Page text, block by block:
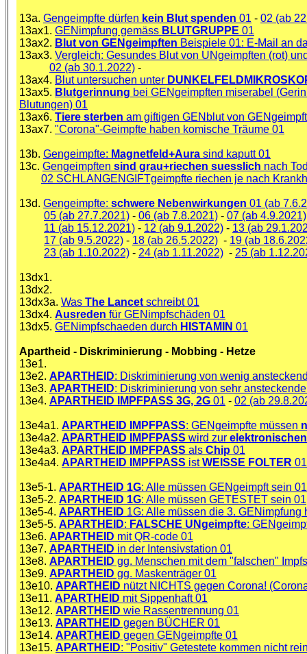
13a. Gengeimpfte dürfen kein Blut spenden 01 - 02 (ab
13ax1. GENimpfung gemäss BLUTGRUPPE 01
13ax2. Blut von GENgeimpften Beispiele 01: E-Mail an
13ax3. Vergleich: Gesundes Blut von UNgeimpften (rot)
02 (ab 30.1.2022) -
13ax4. Blut untersuchen unter
13ax5. Blutgerinnung bei GENgeimpften miserabel
Blutungen) 01
13ax6. Tiere sterben am giftigen GENblut von
13ax7. "Corona"-Geimpfte haben komische Träume 01
13b. Gengeimpfte: Magnetfeld+Aura sind kaputt 01
13c. Gengeimpften sind grau+riechen suesslich nach
02 SCHLANGENGIFTgeimpfte riechen je nach
13d. Gengeimpfte: schwere Nebenwirkungen 01 (ab
05 (ab 27.7.2021) - 06 (ab 7.8.2021) - 07 (ab 4.9.2021)
11 (ab 15.12.2021) - 12 (ab 9.1.2022) - 13 (ab
17 (ab 9.5.2022) - 18 (ab 26.5.2022) - 19 (ab
23 (ab 1.10.2022) - 24 (ab 1.11.2022) - 25 (ab
13dx1.
13dx2.
13dx3a. Was The Lancet schreibt 01
13dx4. Ausreden für GENimpfschäden 01
13dx5. GENimpfschaeden durch HISTAMIN 01
Apartheid - Diskriminierung - Mobbing - Hetze
13e1.
13e2. APARTHEID: Diskriminierung von wenig
13e3. APARTHEID: Diskriminierung von sehr
13e4. APARTHEID IMPFPASS 3G, 2G 01 - 02 (ab
13e4a1. APARTHEID IMPFPASS: GENgeimpfte müssen
13e4a2. APARTHEID IMPFPASS wird zur
13e4a3. APARTHEID IMPFPASS als Chip 01
13e4a4. APARTHEID IMPFPASS istWEISSE FOLTER 01
13e5-1. APARTHEID 1G: Alle müssen GENgeimpft sein 01
13e5-2. APARTHEID 1G: Alle müssen GETESTET sein 01
13e5-4. APARTHEID 1G: Alle müssen die 3. GENimpfung
13e5-5. APARTHEID: FALSCHE UNgeimpfte:
13e6. APARTHEID mit QR-code 01
13e7. APARTHEID in der Intensivstation 01
13e8. APARTHEID gg. Menschen mit dem "falschen"
13e9. APARTHEID gg. Maskenträger 01
13e10. APARTHEID nützt NICHTS gegen Corona!
13e11. APARTHEID mit Sippenhaft 01
13e12. APARTHEID wie Rassentrennung 01
13e13. APARTHEID gegen BÜCHER 01
13e14. APARTHEID gegen GENgeimpfte 01
13e15. APARTHEID: "Positiv" Getestete kommen nicht